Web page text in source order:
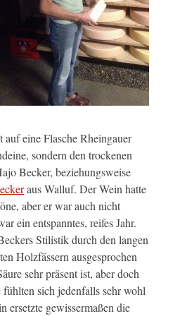
auf eine Flasche Rheingauer
sondern den trockenen
Becker, beziehungsweise
aus Walluf. Der Wein hatte
aber er war auch nicht
ein entspanntes, reifes Jahr.
Stilistik durch den langen
Holzfässern ausgesprochen
sehr präsent ist, aber doch
sich jedenfalls sehr wohl
ersetzte gewissermaßen die